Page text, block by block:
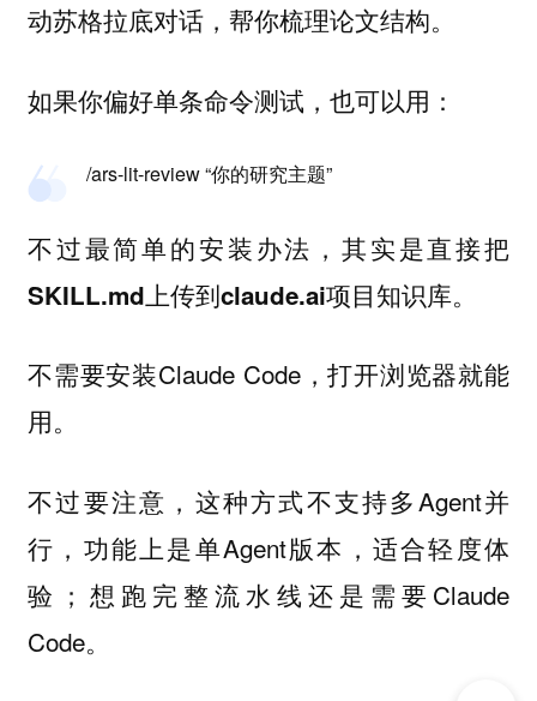
动苏格拉底对话，帮你梳理论文结构。
如果你偏好单条命令测试，也可以用：
/ars-lit-review “你的研究主题”
不过最简单的安装办法，其实是直接把
SKILL.md上传到claude.ai项目知识库。
不需要安装Claude Code，打开浏览器就能
用。
不过要注意，这种方式不支持多Agent并
行，功能上是单Agent版本，适合轻度体
验；想跑完整流水线还是需要Claude
Code。